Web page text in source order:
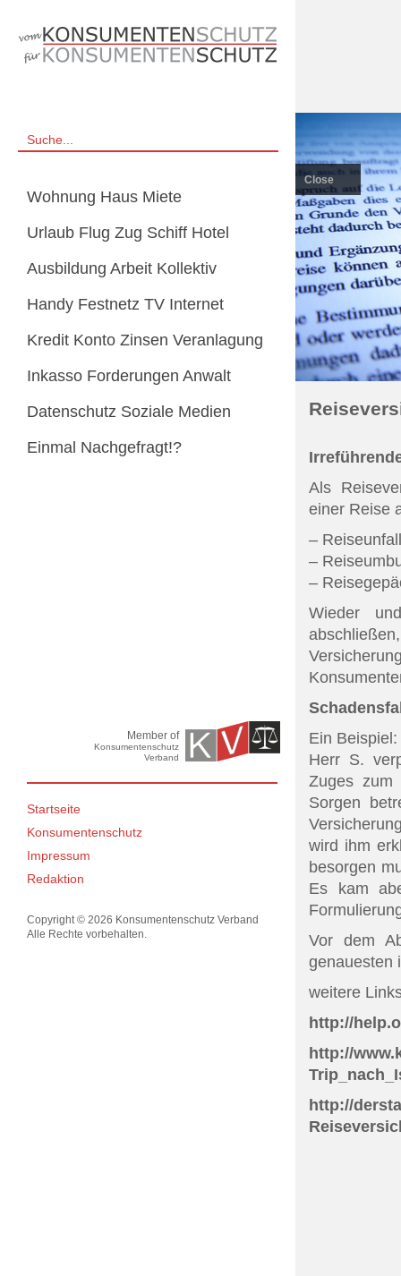
Wohnung Haus Miete
Urlaub Flug Zug Schiff Hotel
Ausbildung Arbeit Kollektiv
Handy Festnetz TV Internet
Kredit Konto Zinsen Veranlagung
Inkasso Forderungen Anwalt
Datenschutz Soziale Medien
Einmal Nachgefragt!?
Member of
Konsumentenschutz
Verband
Startseite
Konsumentenschutz
Impressum
Redaktion
Copyright © 2026 Konsumentenschutz Verband
Alle Rechte vorbehalten.
Close
Als
einer Reise
–
–
–
Wieder
Ein Beispiel:
Herr S.
Zuges zum
Sorgen
wird ihm
besorgen
Es kam
Vor dem
genauesten
weitere
http://
http://
http://